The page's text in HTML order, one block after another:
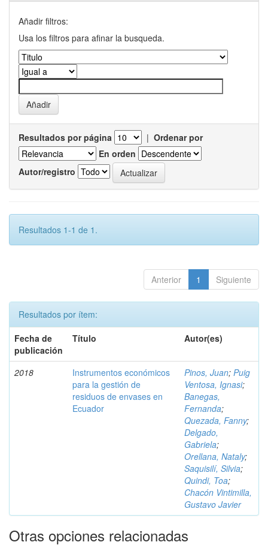
Añadir filtros:
Usa los filtros para afinar la busqueda.
Resultados por página | Ordenar por
En orden
Autor/registro
Resultados 1-1 de 1.
Anterior 1 Siguiente
Resultados por ítem:
Fecha de
publicación
Título Autor(es)
2018
Instrumentos económicos
para la gestión de
residuos de envases en
Ecuador
Pinos, Juan; Puig
Ventosa, Ignasi;
Banegas,
Fernanda;
Quezada, Fanny;
Delgado,
Gabriela;
Orellana, Nataly;
Saquisilí, Silvia;
Quindi, Toa;
Chacón Vintimilla,
Gustavo Javier
Otras opciones relacionadas